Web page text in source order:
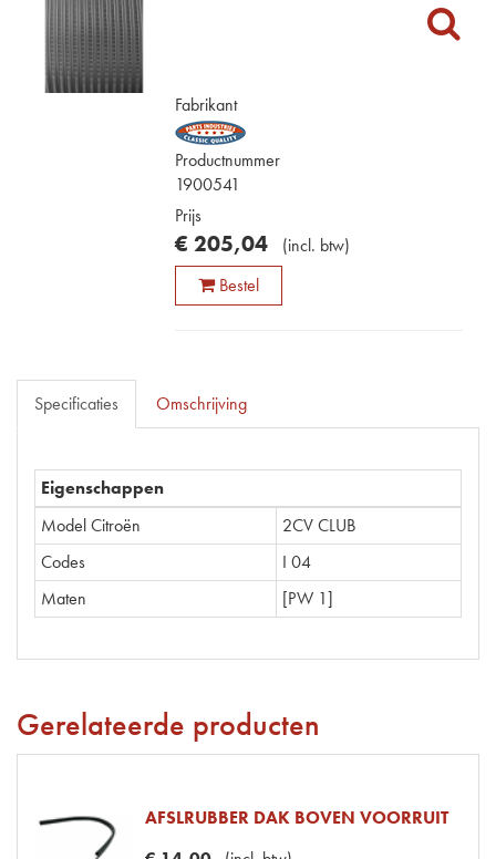
Fabrikant
Productnummer
1900541
Prijs
€ 205,04 (incl. btw)
Bestel
Specificaties Omschrijving
Eigenschappen
Model Citroën
2CV CLUB
Codes
I 04
Maten
[PW 1]
Gerelateerde producten
AFSLRUBBER DAK BOVEN VOORRUIT